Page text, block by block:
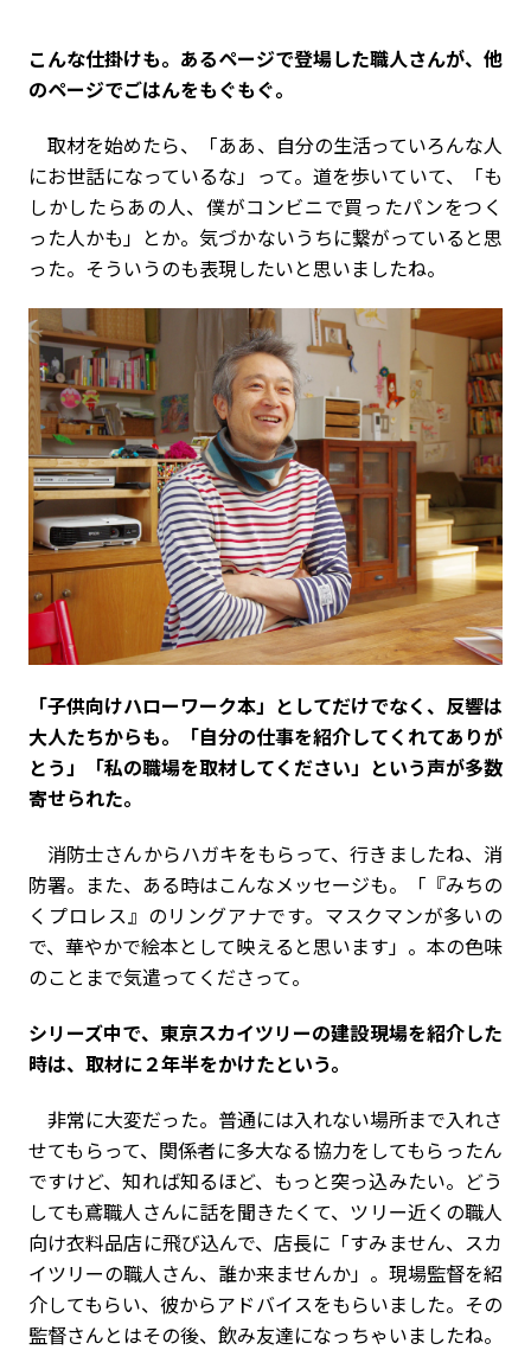
――こんな仕掛けも。あるページで登場した職人さんが、他
のページでごはんをもぐもぐ。
取材を始めたら、「ああ、自分の生活っていろんな人
にお世話になっているな」って。道を歩いていて、「も
しかしたらあの人、僕がコンビニで買ったパンをつく
った人かも」とか。気づかないうちに繋がっていると思
った。そういうのも表現したいと思いましたね。
――「子供向けハローワーク本」としてだけでなく、反響は
大人たちからも。「自分の仕事を紹介してくれてありが
とう」「私の職場を取材してください」という声が多数
寄せられた。
消防士さんからハガキをもらって、行きましたね、消
防署。また、ある時はこんなメッセージも。「『みちの
くプロレス』のリングアナです。マスクマンが多いの
で、華やかで絵本として映えると思います」。本の色味
のことまで気遣ってくださって。
――シリーズ中で、東京スカイツリーの建設現場を紹介した
時は、取材に２年半をかけたという。
非常に大変だった。普通には入れない場所まで入れさ
せてもらって、関係者に多大なる協力をしてもらったん
ですけど、知れば知るほど、もっと突っ込みたい。どう
しても鳶職人さんに話を聞きたくて、ツリー近くの職人
向け衣料品店に飛び込んで、店長に「すみません、スカ
イツリーの職人さん、誰か来ませんか」。現場監督を紹
介してもらい、彼からアドバイスをもらいました。その
監督さんとはその後、飲み友達になっちゃいましたね。